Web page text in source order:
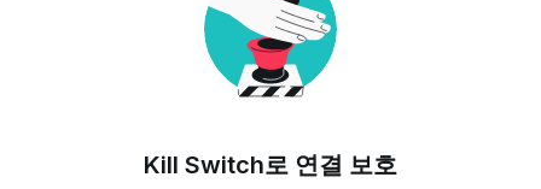
Kill Switch로 연결 보호